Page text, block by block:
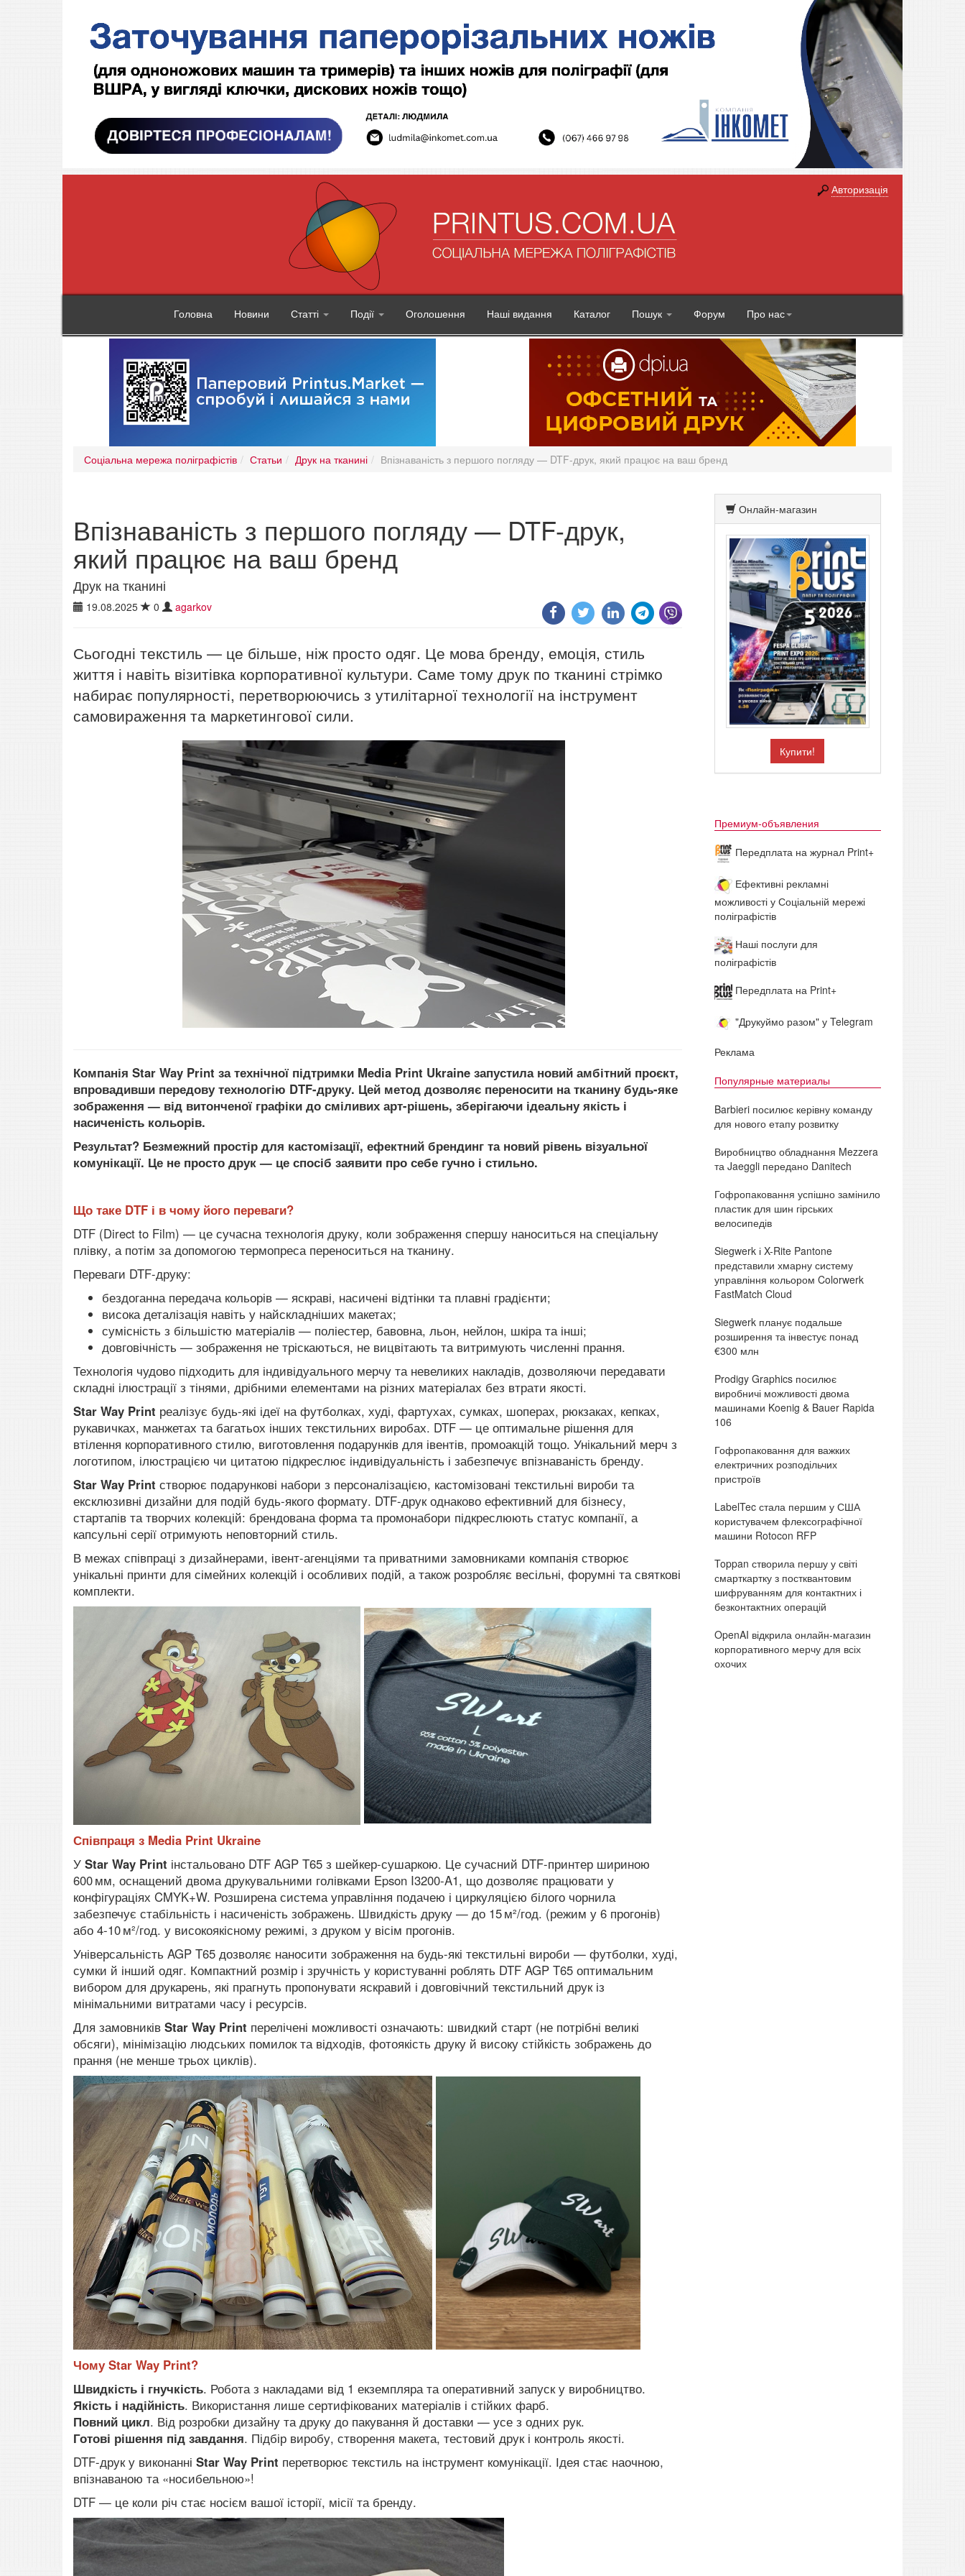
Авторизація
Головна Новини Статті Події Оголошення Наші видання Каталог Пошук Форум Про нас
Соціальна мережа поліграфістів Статьи Друк на тканині Впізнаваність з першого погляду — DTF-друк, який працює на ваш бренд
Впізнаваність з першого погляду — DTF-друк,
який працює на ваш бренд
Друк на тканині
19.08.2025 0 agarkov
Сьогодні текстиль — це більше, ніж просто одяг. Це мова бренду, емоція, стиль
життя і навіть візитівка корпоративної культури. Саме тому друк по тканині стрімко
набирає популярності, перетворюючись з утилітарної технології на інструмент
самовираження та маркетингової сили.
Компанія Star Way Print за технічної підтримки Media Print Ukraine запустила новий амбітний проєкт,
впровадивши передову технологію DTF-друку. Цей метод дозволяє переносити на тканину будь-яке
зображення — від витонченої графіки до сміливих арт-рішень, зберігаючи ідеальну якість і
насиченість кольорів.
Результат? Безмежний простір для кастомізації, ефектний брендинг та новий рівень візуальної
комунікації. Це не просто друк — це спосіб заявити про себе гучно і стильно.
Що таке DTF і в чому його переваги?
DTF (Direct to Film) — це сучасна технологія друку, коли зображення спершу наноситься на спеціальну
плівку, а потім за допомогою термопреса переноситься на тканину.
Переваги DTF-друку:
бездоганна передача кольорів — яскраві, насичені відтінки та плавні градієнти;
висока деталізація навіть у найскладніших макетах;
сумісність з більшістю матеріалів — поліестер, бавовна, льон, нейлон, шкіра та інші;
довговічність — зображення не тріскаються, не вицвітають та витримують численні прання.
Технологія чудово підходить для індивідуального мерчу та невеликих накладів, дозволяючи передавати
складні ілюстрації з тінями, дрібними елементами на різних матеріалах без втрати якості.
Star Way Print реалізує будь-які ідеї на футболках, худі, фартухах, сумках, шоперах, рюкзаках, кепках,
рукавичках, манжетах та багатьох інших текстильних виробах. DTF — це оптимальне рішення для
втілення корпоративного стилю, виготовлення подарунків для івентів, промоакцій тощо. Унікальний мерч з
логотипом, ілюстрацією чи цитатою підкреслює індивідуальність і забезпечує впізнаваність бренду.
Star Way Print створює подарункові набори з персоналізацією, кастомізовані текстильні вироби та
ексклюзивні дизайни для подій будь-якого формату. DTF-друк однаково ефективний для бізнесу,
стартапів та творчих колекцій: брендована форма та промонабори підкреслюють статус компанії, а
капсульні серії отримують неповторний стиль.
В межах співпраці з дизайнерами, івент-агенціями та приватними замовниками компанія створює
унікальні принти для сімейних колекцій і особливих подій, а також розробляє весільні, форумні та святкові
комплекти.
Співпраця з Media Print Ukraine
У Star Way Print інстальовано DTF AGP T65 з шейкер-сушаркою. Це сучасний DTF-принтер шириною
600 мм, оснащений двома друкувальними голівками Epson I3200‑A1, що дозволяє працювати у
конфігураціях CMYK+W. Розширена система управління подачею і циркуляцією білого чорнила
забезпечує стабільність і насиченість зображень. Швидкість друку — до 15 м²/год. (режим у 6 прогонів)
або 4‑10 м²/год. у високоякісному режимі, з друком у вісім прогонів.
Універсальність AGP T65 дозволяє наносити зображення на будь-які текстильні вироби — футболки, худі,
сумки й інший одяг. Компактний розмір і зручність у користуванні роблять DTF AGP T65 оптимальним
вибором для друкарень, які прагнуть пропонувати яскравий і довговічний текстильний друк із
мінімальними витратами часу і ресурсів.
Для замовників Star Way Print перелічені можливості означають: швидкий старт (не потрібні великі
обсяги), мінімізацію людських помилок та відходів, фотоякість друку й високу стійкість зображень до
прання (не менше трьох циклів).
Чому Star Way Print?
Швидкість і гнучкість. Робота з накладами від 1 екземпляра та оперативний запуск у виробництво.
Якість і надійність. Використання лише сертифікованих матеріалів і стійких фарб.
Повний цикл. Від розробки дизайну та друку до пакування й доставки — усе з одних рук.
Готові рішення під завдання. Підбір виробу, створення макета, тестовий друк і контроль якості.
DTF-друк у виконанні Star Way Print перетворює текстиль на інструмент комунікації. Ідея стає наочною,
впізнаваною та «носибельною»!
DTF — це коли річ стає носієм вашої історії, місії та бренду.
Онлайн-магазин
Купити!
Премиум-объявления
Передплата на журнал Print+
Ефективні рекламні
можливості у Соціальній мережі
поліграфістів
Наші послуги для
поліграфістів
Передплата на Print+
"Друкуймо разом" у Telegram
Реклама
Популярные материалы
Barbieri посилює керівну команду
для нового етапу розвитку
Виробництво обладнання Mezzera
та Jaeggli передано Danitech
Гофропаковання успішно замінило
пластик для шин гірських
велосипедів
Siegwerk і X-Rite Pantone
представили хмарну систему
управління кольором Colorwerk
FastMatch Cloud
Siegwerk планує подальше
розширення та інвестує понад
€300 млн
Prodigy Graphics посилює
виробничі можливості двома
машинами Koenig & Bauer Rapida
106
Гофропаковання для важких
електричних розподільчих
пристроїв
LabelTec стала першим у США
користувачем флексографічної
машини Rotocon RFP
Toppan створила першу у світі
смарткартку з постквантовим
шифруванням для контактних і
безконтактних операцій
OpenAI відкрила онлайн-магазин
корпоративного мерчу для всіх
охочих